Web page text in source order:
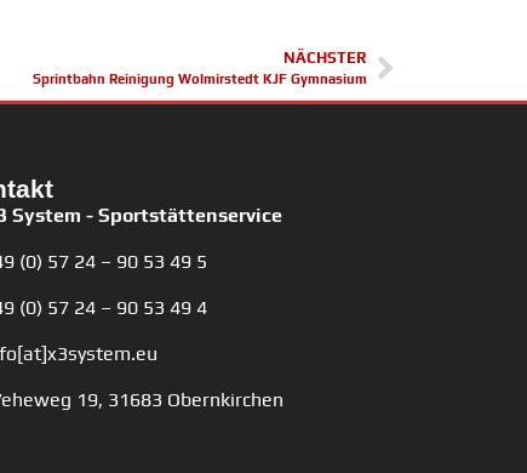
NÄCHSTER
Sprintbahn Reinigung Wolmirstedt KJF Gymnasium
System - Sportstättenservice
(0) 57 24 – 90 53 49 5
(0) 57 24 – 90 53 49 4
19, 31683 Obernkirchen